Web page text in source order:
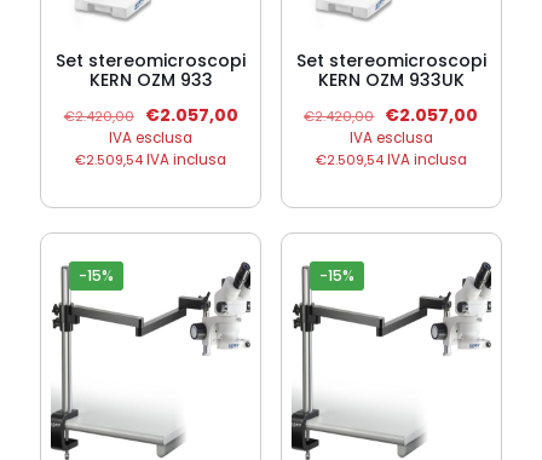
Set stereomicroscopi
KERN OZM 933
€2.420,00
Il
prezzo
originale
€2.057,00Il
€2.057,00.
IVA esclusa
€2.509,54IVA inclusa
Set stereomicroscopi
KERN OZM 933UK
€2.420,00
Il
prezzo
originale
€2.057,00
IVA esclusa
€2.509,54IVA inclusa
-15% -15%